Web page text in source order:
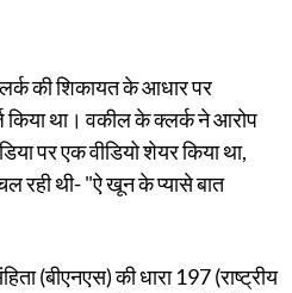
की शिकायत के आधार पर
किया था। वकील के क्लर्क ने आरोप
पर एक वीडियो शेयर किया था,
रही थी- "ऐ खून के प्यासे बात
(बीएनएस) की धारा 197 (राष्ट्रीय